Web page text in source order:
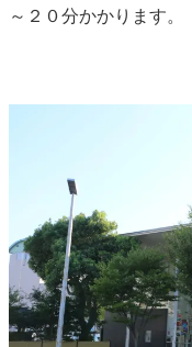
～２０分かかります。